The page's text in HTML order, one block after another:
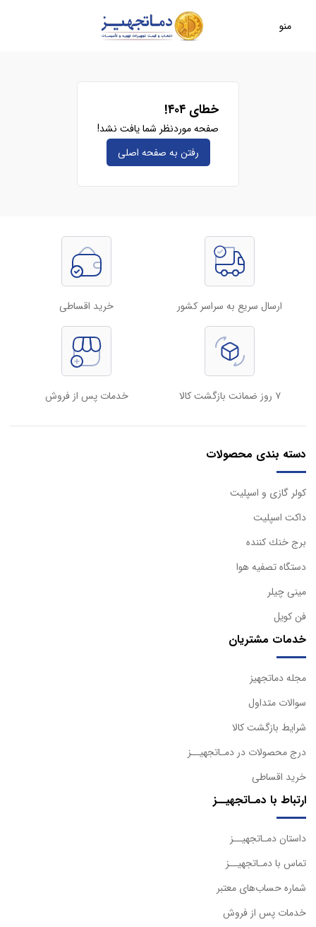
منو
خطای ۴۰۴!
صفحه موردنظر شما یافت نشد!
رفتن به صفحه‌ اصلی
ارسال سریع به سراسر کشور خرید اقساطی
۷ روز ضمانت بازگشت کالا خدمات پس از فروش
دسته بندی محصولات
كولر گازی و اسپليت
داكت اسپليت
برج خنك كننده
دستگاه تصفيه هوا
مینی چیلر
فن کویل
خدمات مشتریان
مجله دماتجهیز
سوالات متداول
شرایط بازگشت کالا
درج محصولات در دمـاتجهیــز
خرید اقساطی
ارتباط با دمـاتجهیــز
داستان دمـاتجهیــز
تماس با دمـاتجهیــز
شماره حساب‌های معتبر
خدمات پس از فروش